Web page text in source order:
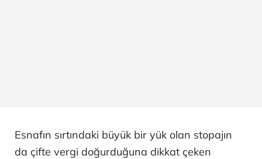
Esnafın sırtındaki büyük bir yük olan stopajın
da çifte vergi doğurduğuna dikkat çeken